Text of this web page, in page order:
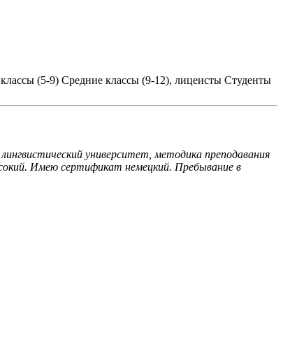
(5-9) Средние классы (9-12), лицеисты Студенты
университет, методика преподавания
Имею сертификат немецкий. Пребывание в